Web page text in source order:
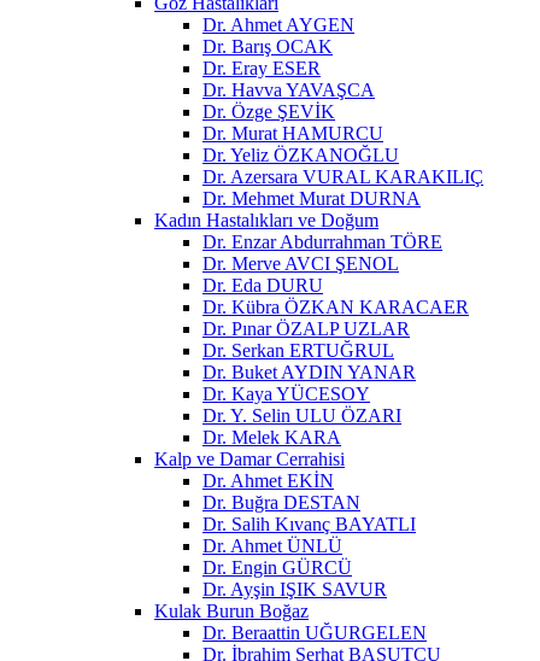
Dr. Ahmet AYGEN
Dr. Barış OCAK
Dr. Eray ESER
Dr. Havva YAVAŞCA
Dr. Özge ŞEVİK
Dr. Murat HAMURCU
Dr. Yeliz ÖZKANOĞLU
Dr. Azersara VURAL KARAKILIÇ
Dr. Mehmet Murat DURNA
Kadın Hastalıkları ve Doğum
Dr. Enzar Abdurrahman TÖRE
Dr. Merve AVCI ŞENOL
Dr. Eda DURU
Dr. Kübra ÖZKAN KARACAER
Dr. Pınar ÖZALP UZLAR
Dr. Serkan ERTUĞRUL
Dr. Buket AYDIN YANAR
Dr. Kaya YÜCESOY
Dr. Y. Selin ULU ÖZARI
Dr. Melek KARA
Kalp ve Damar Cerrahisi
Dr. Ahmet EKİN
Dr. Buğra DESTAN
Dr. Salih Kıvanç BAYATLI
Dr. Ahmet ÜNLÜ
Dr. Engin GÜRCÜ
Dr. Ayşin IŞIK SAVUR
Kulak Burun Boğaz
Dr. Beraattin UĞURGELEN
Dr. İbrahim Serhat BASUTCU